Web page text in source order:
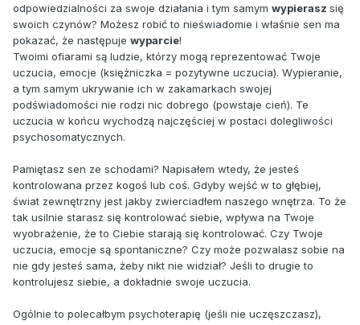
odpowiedzialności za swoje działania i tym samym wypierasz się
swoich czynów? Możesz robić to nieświadomie i właśnie sen ma
pokazać, że następuje wyparcie!
Twoimi ofiarami są ludzie, którzy mogą reprezentować Twoje
uczucia, emocje (księżniczka = pozytywne uczucia). Wypieranie,
a tym samym ukrywanie ich w zakamarkach swojej
podświadomości nie rodzi nic dobrego (powstaje cień). Te
uczucia w końcu wychodzą najczęściej w postaci dolegliwości
psychosomatycznych.
Pamiętasz sen ze schodami? Napisałem wtedy, że jesteś
kontrolowana przez kogoś lub coś. Gdyby wejść w to głębiej,
świat zewnętrzny jest jakby zwierciadłem naszego wnętrza. To że
tak usilnie starasz się kontrolować siebie, wpływa na Twoje
wyobrażenie, że to Ciebie starają się kontrolować. Czy Twoje
uczucia, emocje są spontaniczne? Czy może pozwalasz sobie na
nie gdy jesteś sama, żeby nikt nie widział? Jeśli to drugie to
kontrolujesz siebie, a dokładnie swoje uczucia.
Ogólnie to polecałbym psychoterapię (jeśli nie uczęszczasz),